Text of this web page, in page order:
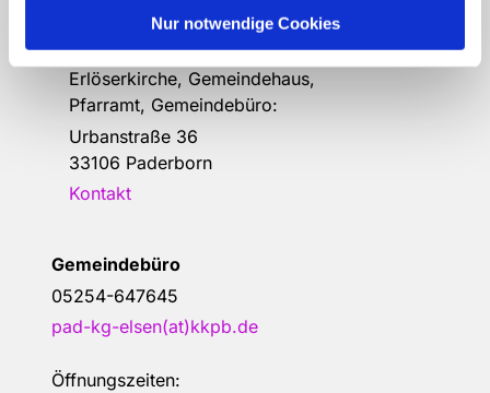
Nur notwendige Cookies
Anschrift der evang.- Luth.
Kirchengemeinde Elsen
Erlöserkirche, Gemeindehaus,
Pfarramt, Gemeindebüro:
Urbanstraße 36
33106 Paderborn
Kontakt
Gemeindebüro
05254-647645
pad-kg-elsen(at)kkpb.de
Öffnungszeiten: